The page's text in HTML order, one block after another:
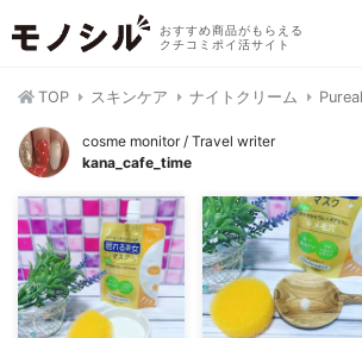
おすすめ商品がもらえる
クチコミポイ活サイト
TOP スキンケア ナイトクリーム
cosme monitor / Travel writer
kana_cafe_time